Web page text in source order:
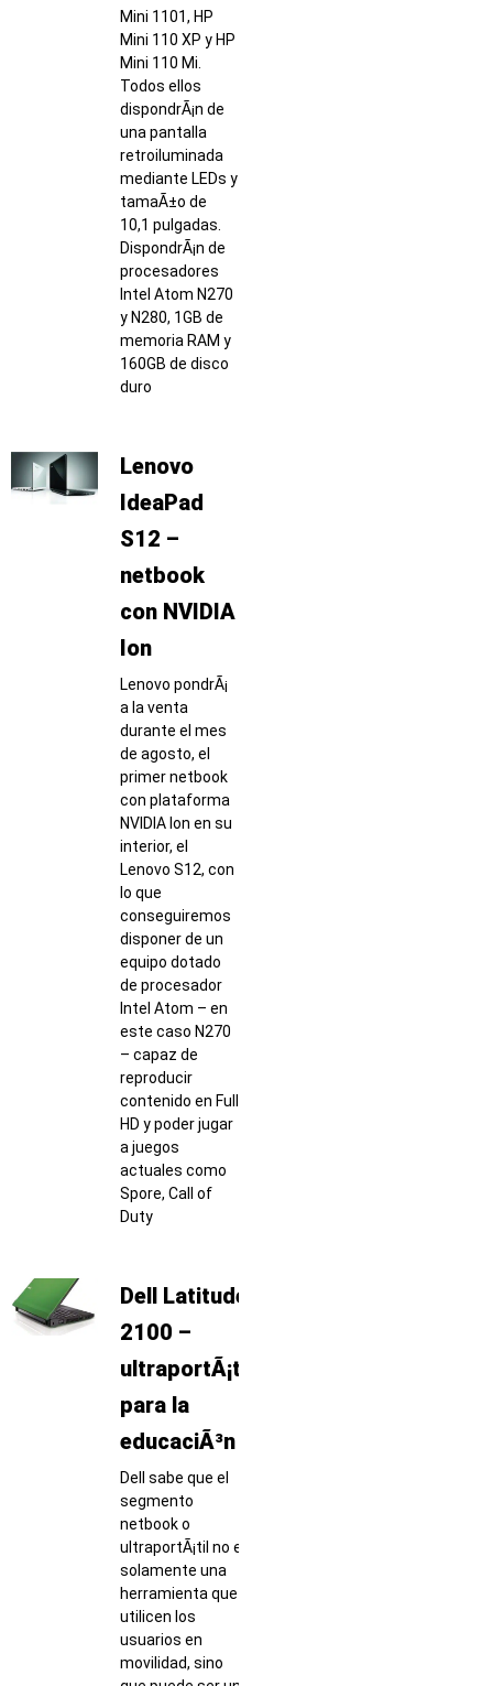
Mini 1101, HP
Mini 110 XP y HP
Mini 110 Mi.
Todos ellos
dispondrÃ¡n de
una pantalla
retroiluminada
mediante LEDs y
tamaÃ±o de
10,1 pulgadas.
DispondrÃ¡n de
procesadores
Intel Atom N270
y N280, 1GB de
memoria RAM y
160GB de disco
duro
Lenovo
IdeaPad
S12 –
netbook
con NVIDIA
Ion
Lenovo pondrÃ¡
a la venta
durante el mes
de agosto, el
primer netbook
con plataforma
NVIDIA Ion en su
interior, el
Lenovo S12, con
lo que
conseguiremos
disponer de un
equipo dotado
de procesador
Intel Atom – en
este caso N270
– capaz de
reproducir
contenido en Full
HD y poder jugar
a juegos
actuales como
Spore, Call of
Duty
Dell Latitude
2100 –
ultraportÃ¡til
para la
educaciÃ³n
Dell sabe que el
segmento
netbook o
ultraportÃ¡til no es
solamente una
herramienta que
utilicen los
usuarios en
movilidad, sino